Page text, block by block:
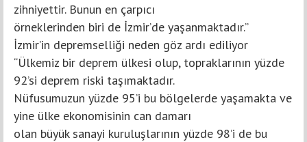
zihniyettir. Bunun en çarpıcı
örneklerinden biri de İzmir’de yaşanmaktadır.”
İzmir’in depremselliği neden göz ardı ediliyor
“Ülkemiz bir deprem ülkesi olup, topraklarının yüzde
92’si deprem riski taşımaktadır.
Nüfusumuzun yüzde 95’i bu bölgelerde yaşamakta ve
yine ülke ekonomisinin can damarı
olan büyük sanayi kuruluşlarının yüzde 98’i de bu